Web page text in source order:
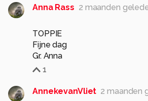
Anna Rass 2 maanden
TOPPIE
Fijne dag
Gr. Anna
1
AnnekevanVliet 2 maanden